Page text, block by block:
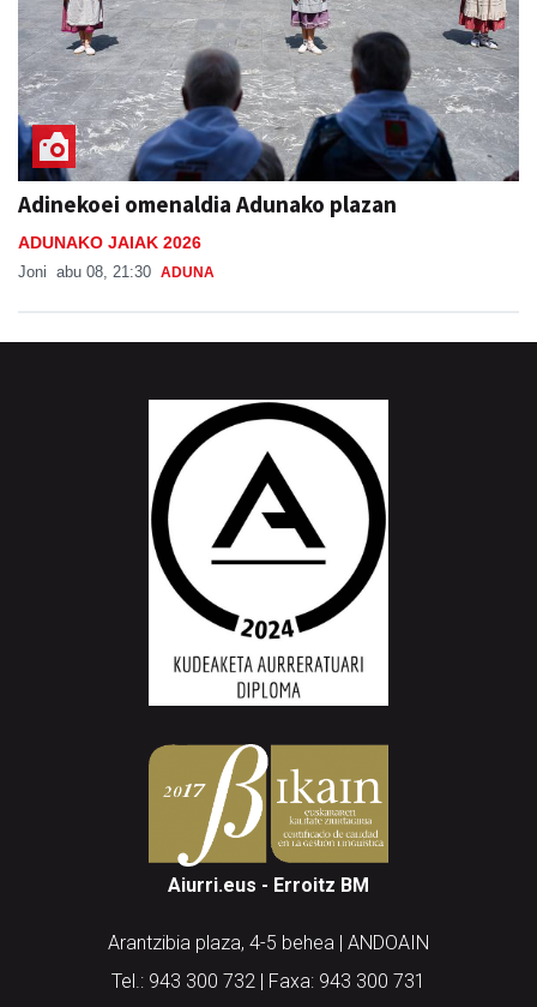
Adinekoei omenaldia Adunako plazan
ADUNAKO JAIAK 2026
Joni abu 08, 21:30 ADUNA
Aiurri.eus - Erroitz BM
Arantzibia plaza, 4-5 behea | ANDOAIN
Tel.: 943 300 732 | Faxa: 943 300 731